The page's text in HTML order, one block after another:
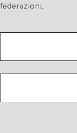
federazioni.